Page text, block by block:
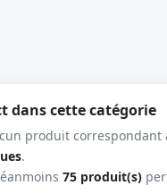
dans cette catégorie
produit correspondant
.
75 produit(s)